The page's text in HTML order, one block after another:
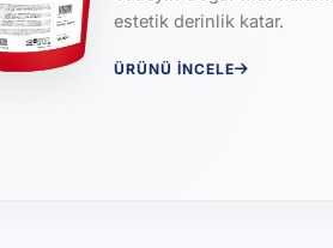
estetik derinlik katar.
ÜRÜNÜ İNCELE